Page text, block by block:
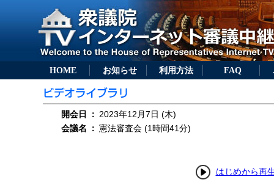
HOME お知らせ 利用方法 FAQ
開会日 ： 2023年12月7日 (木)
会議名
： 憲法審査会 (1時間41分)
はじめから再